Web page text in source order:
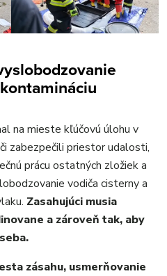
na mieste kľúčovú úlohu v
zabezpečili priestor udalosti,
prácu ostatných zložiek a
vodiča cisterny a
Zasahujúci musia
a zároveň tak, aby
zásahu, usmerňovanie